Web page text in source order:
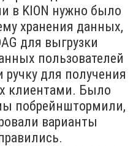
в KION нужно было
хранения данных,
для выгрузки
пользователей
для получения
клиентами. Было
побрейнштормили,
варианты